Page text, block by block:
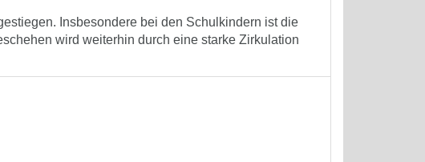
Insbesondere bei den Schulkindern ist die
wird weiterhin durch eine starke Zirkulation